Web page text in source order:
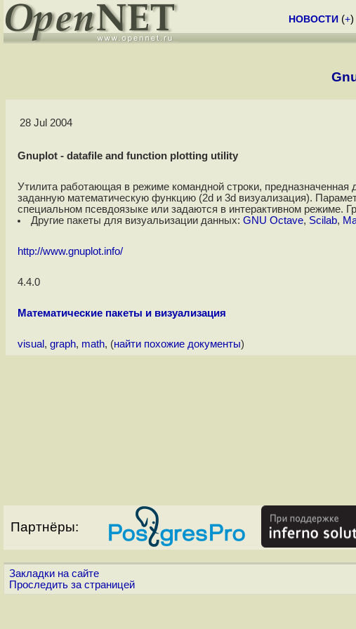
НОВОСТИ (+)
28 Jul 2004
Gnuplot - datafile and function plotting utility
Утилита работающая в режиме командной строки,
заданную математическую функцию (2d и 3d визуализация).
специальном псевдоязыке или задаются в интерактивном режиме.
Другие пакеты для визуальизации данных:GNU Octave, Scilab,
http://www.gnuplot.info/
4.4.0
Математические пакеты и визуализация
visual, graph, math, (найти похожие документы)
Партнёры:
Закладки на сайте
Проследить за страницей